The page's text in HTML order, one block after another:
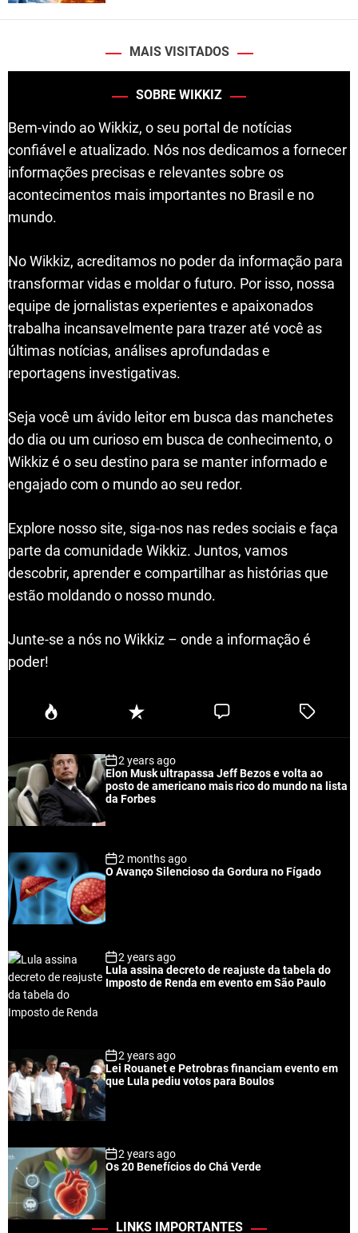
MAIS VISITADOS
SOBRE WIKKIZ
Bem-vindo ao Wikkiz, o seu portal de notícias
confiável e atualizado. Nós nos dedicamos a fornecer
informações precisas e relevantes sobre os
acontecimentos mais importantes no Brasil e no
mundo.
No Wikkiz, acreditamos no poder da informação para
transformar vidas e moldar o futuro. Por isso, nossa
equipe de jornalistas experientes e apaixonados
trabalha incansavelmente para trazer até você as
últimas notícias, análises aprofundadas e
reportagens investigativas.
Seja você um ávido leitor em busca das manchetes
do dia ou um curioso em busca de conhecimento, o
Wikkiz é o seu destino para se manter informado e
engajado com o mundo ao seu redor.
Explore nosso site, siga-nos nas redes sociais e faça
parte da comunidade Wikkiz. Juntos, vamos
descobrir, aprender e compartilhar as histórias que
estão moldando o nosso mundo.
Junte-se a nós no Wikkiz – onde a informação é
poder!
P
u
a
r
R
e
n
t
C
e
T
e
2 years ago
Elon Musk ultrapassa Jeff Bezos e volta ao
posto de americano mais rico do mundo na lista
da Forbes
2 months ago
O Avanço Silencioso da Gordura no Fígado
2 years ago
Lula assina decreto de reajuste da tabela do
Imposto de Renda em evento em São Paulo
2 years ago
Lei Rouanet e Petrobras financiam evento em
que Lula pediu votos para Boulos
2 years ago
Os 20 Benefícios do Chá Verde
LINKS IMPORTANTES